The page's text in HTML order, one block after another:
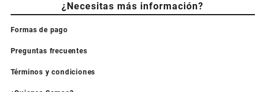
¿Necesitas más información?
Formas de pago
Preguntas frecuentes
Términos y condiciones